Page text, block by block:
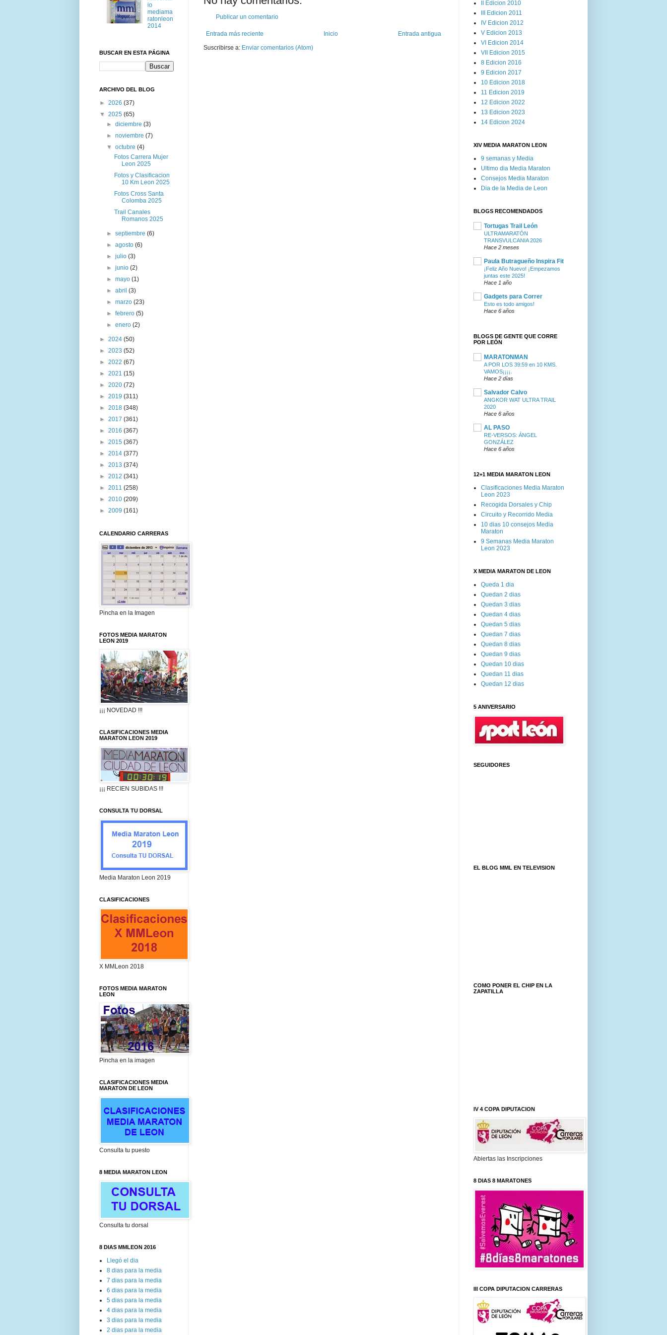
Publicar un comentario
Entrada más reciente Entrada antigua
Inicio
Suscribirse a: Enviar comentarios (Atom)
io
mediama
ratonleon
2014
BUSCAR EN ESTA PÁGINA
ARCHIVO DEL BLOG
► 2026 (37)
▼ 2025 (65)
►diciembre(3)
►noviembre(7)
▼octubre(4)
Fotos Carrera Mujer
Leon 2025
Fotos y Clasificacion
10 Km Leon 2025
Fotos Cross Santa
Colomba 2025
Trail Canales
Romanos 2025
►septiembre(6)
►agosto(6)
►julio(3)
►junio(2)
►mayo(1)
►abril(3)
►marzo(23)
►febrero(5)
►enero(2)
► 2024 (50)
► 2023 (52)
► 2022 (67)
► 2021 (15)
► 2020 (72)
► 2019 (311)
► 2018 (348)
► 2017 (361)
► 2016 (367)
► 2015 (367)
► 2014 (377)
► 2013 (374)
► 2012 (341)
► 2011 (258)
► 2010 (209)
► 2009 (161)
CALENDARIO CARRERAS
Pincha en la Imagen
FOTOS MEDIA MARATON
LEON 2019
¡¡¡ NOVEDAD !!!
CLASIFICACIONES MEDIA
MARATON LEON 2019
¡¡¡ RECIEN SUBIDAS !!!
CONSULTA TU DORSAL
Media Maraton Leon 2019
CLASIFICACIONES
X MMLeon 2018
FOTOS MEDIA MARATON
LEON
Pincha en la imagen
CLASIFICACIONES MEDIA
MARATON DE LEON
Consulta tu puesto
8 MEDIA MARATON LEON
Consulta tu dorsal
8 DIAS MMLEON 2016
Llegó el dia
8 dias para la media
7 dias para la media
6 dias para la media
5 dias para la media
4 dias para la media
3 dias para la media
2 dias para la media
II Edicion 2010
III Edicion 2011
IV Edicion 2012
V Edicion 2013
VI Edicion 2014
VII Edicion 2015
8 Edicion 2016
9 Edicion 2017
10 Edicion 2018
11 Edicion 2019
12 Edicion 2022
13 Edicion 2023
14 Edicion 2024
XIV MEDIA MARATON LEON
9 semanas y Media
Ultimo dia Media Maraton
Consejos Media Maraton
Dia de la Media de Leon
BLOGS RECOMENDADOS
Tortugas Trail León
ULTRAMARATÓN
TRANSVULCANIA 2026
Hace 2 meses
Paula Butragueño Inspira Fit
¡Feliz Año Nuevo! ¡Empezamos
juntas este 2025!
Hace 1 año
Gadgets para Correr
Esto es todo amigos!
Hace 6 años
BLOGS DE GENTE QUE CORRE
POR LEÓN
MARATONMAN
A POR LOS 39:59 en 10 KMS.
VAMOS¡¡¡¡.
Hace 2 días
Salvador Calvo
ANGKOR WAT ULTRA TRAIL
2020
Hace 6 años
AL PASO
RE-VERSOS: ÁNGEL
GONZÁLEZ
Hace 6 años
12+1 MEDIA MARATON LEON
Clasificaciones Media Maraton
Leon 2023
Recogida Dorsales y Chip
Circuito y Recorrido Media
10 dias 10 consejos Media
Maraton
9 Semanas Media Maraton
Leon 2023
X MEDIA MARATON DE LEON
Queda 1 dia
Quedan 2 dias
Quedan 3 dias
Quedan 4 dias
Quedan 5 dias
Quedan 7 dias
Quedan 8 dias
Quedan 9 dias
Quedan 10 dias
Quedan 11 dias
Quedan 12 dias
5 ANIVERSARIO
SEGUIDORES
EL BLOG MML EN TELEVISION
COMO PONER EL CHIP EN LA
ZAPATILLA
IV 4 COPA DIPUTACION
Abiertas las Inscripciones
8 DIAS 8 MARATONES
III COPA DIPUTACION CARRERAS